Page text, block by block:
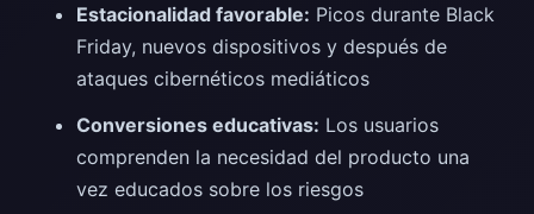
Estacionalidad favorable: Picos durante Black
Friday, nuevos dispositivos y después de
ataques cibernéticos mediáticos
Conversiones educativas: Los usuarios
comprenden la necesidad del producto una
vez educados sobre los riesgos